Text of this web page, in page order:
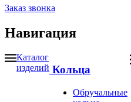
Заказ звонка
Навигация
Каталог
изделий Кольца
Обручальные